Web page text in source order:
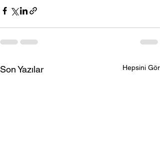
Son Yazılar Hepsini Gör